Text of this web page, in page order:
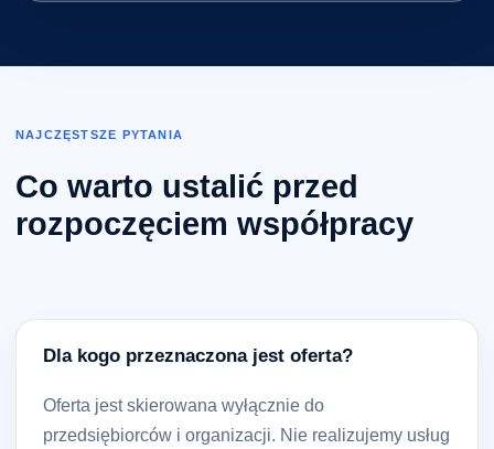
NAJCZĘSTSZE PYTANIA
Co warto ustalić przed
rozpoczęciem współpracy
Dla kogo przeznaczona jest oferta?
Oferta jest skierowana wyłącznie do
przedsiębiorców i organizacji. Nie realizujemy usług